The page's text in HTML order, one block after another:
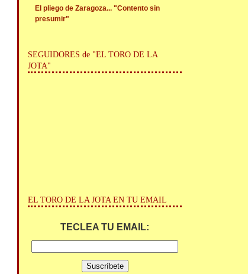
El pliego de Zaragoza... "Contento sin
presumir"
SEGUIDORES de "EL TORO DE LA
JOTA"
EL TORO DE LA JOTA EN TU EMAIL
TECLEA TU EMAIL: